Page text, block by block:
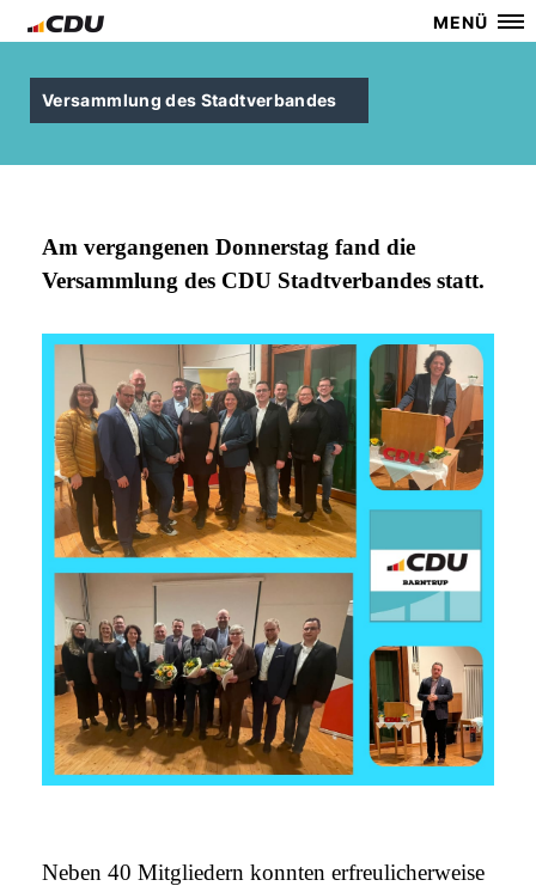
MENÜ
Versammlung des Stadtverbandes
Am vergangenen Donnerstag fand die
Versammlung des CDU Stadtverbandes statt.
Neben 40 Mitgliedern konnten erfreulicherweise